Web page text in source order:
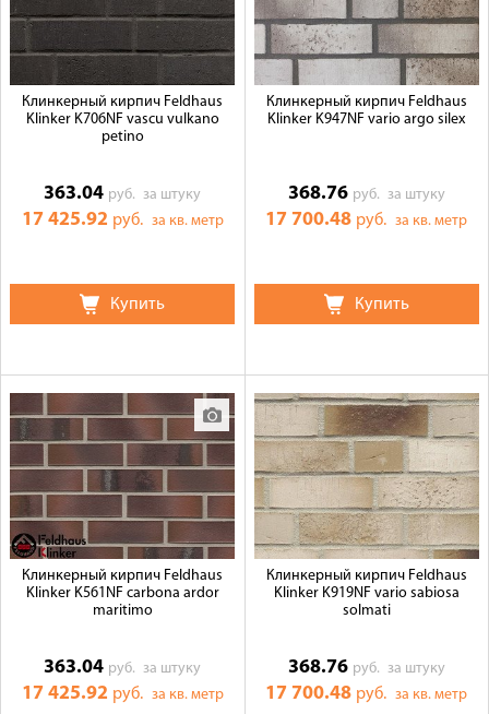
Клинкерный кирпич Feldhaus
Klinker K706NF vascu vulkano
petino
363.04 руб.за штуку
17 425.92 руб. за кв. метр
Купить
Клинкерный кирпич Feldhaus
Klinker K947NF vario argo silex
368.76 руб. за штуку
17 700.48 руб.за кв. метр
Купить
Клинкерный кирпич Feldhaus
Klinker K561NF carbona ardor
maritimo
363.04 руб.за штуку
17 425.92 руб. за кв. метр
Клинкерный кирпич Feldhaus
Klinker K919NF vario sabiosa
solmati
368.76 руб. за штуку
17 700.48 руб.за кв. метр